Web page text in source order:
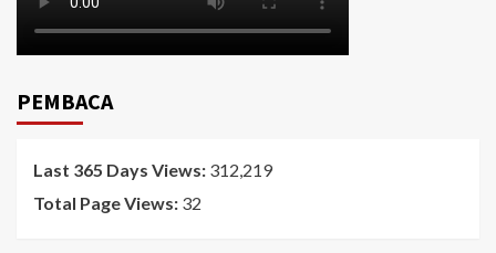
PEMBACA
Last 365 Days Views: 312,219
Total Page Views: 32